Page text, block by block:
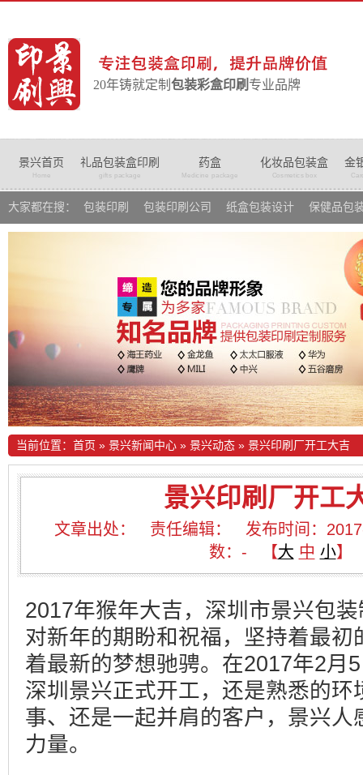
20年铸就定制 包装彩盒印刷 专业品牌
景兴首页
Home
礼品包装盒印刷
gifts package
药盒
Medicine package
化妆品包装盒
Cosmetics box
金
大家都在搜： 包装印刷 包装印刷公司 纸盒包装设计 保健品包
当前位置： 首页 » 景兴新闻中心 » 景兴动态 » 景兴印刷厂开工大吉
景兴印刷厂开工
文章出处： 责任编辑： 发布时间：
数： - 【大 中 小】
2017年猴年大吉，深圳市景兴包
对新年的期盼和祝福，坚持着最初
着最新的梦想驰骋。在2017年2月
深圳景兴正式开工，还是熟悉的环
事、还是一起并肩的客户，景兴人
力量。